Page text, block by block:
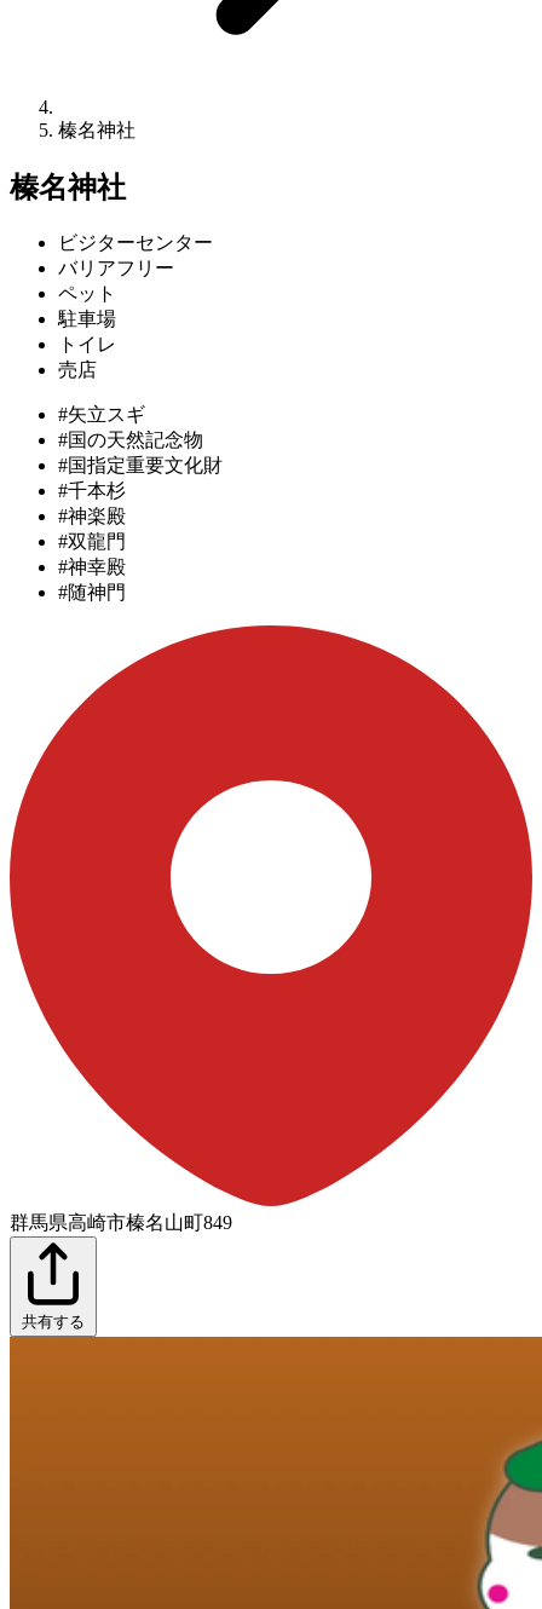
榛名神社
榛名神社
ビジターセンター
バリアフリー
ペット
駐車場
トイレ
売店
#矢立スギ
#国の天然記念物
#国指定重要文化財
#千本杉
#神楽殿
#双龍門
#神幸殿
#随神門
群馬県高崎市榛名山町849
共有する